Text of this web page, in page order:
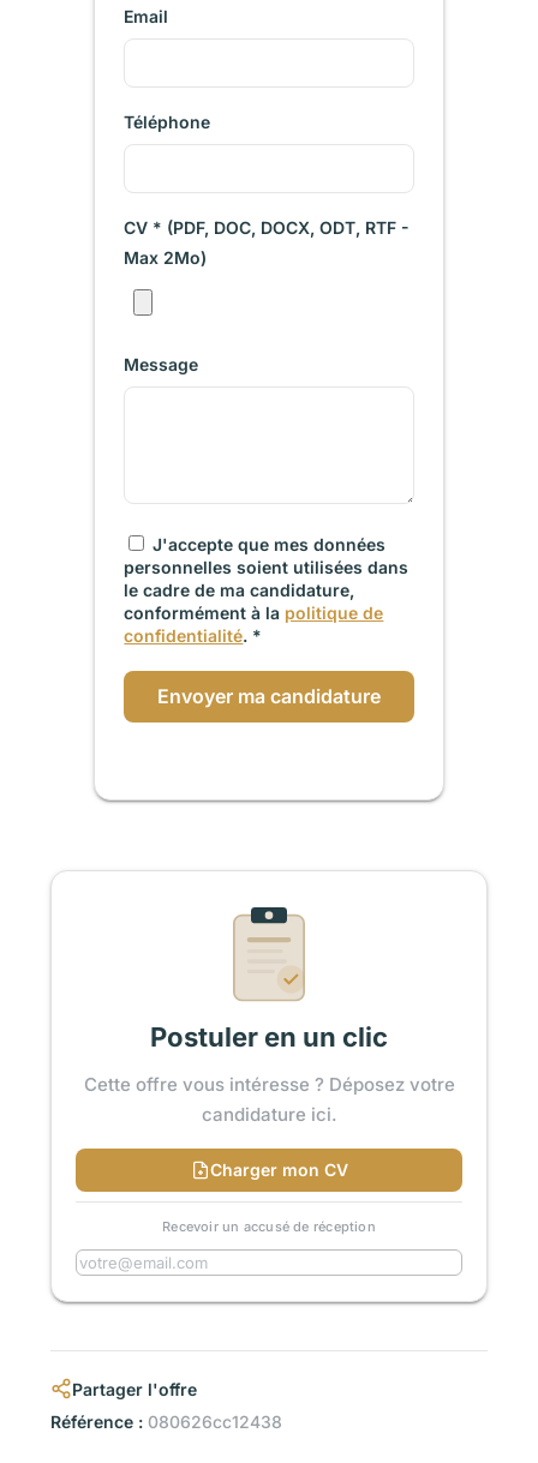
Email
Téléphone
CV * (PDF, DOC, DOCX, ODT, RTF -
Max 2Mo)
Message
J'accepte que mes données
personnelles soient utilisées dans
le cadre de ma candidature,
conformément à la politique de
confidentialité. *
Envoyer ma candidature
Postuler en un clic
Cette offre vous intéresse ? Déposez votre
candidature ici.
Charger mon CV
Recevoir un accusé de réception
Partager l'offre
Référence : 080626cc12438